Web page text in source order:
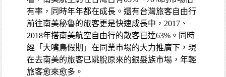
有率，同時年年都在成長。還有台灣旅客自由行
前往南美秘魯的旅客更是快速成長中，2017、
2018年搭南美航空自由行的散客已達63%。同時
經「大嘴鳥假期」在同業市場的大力推廣下，現
在去南美的旅客已跳脫原來的銀髮族市場，年輕
旅客愈來愈多。